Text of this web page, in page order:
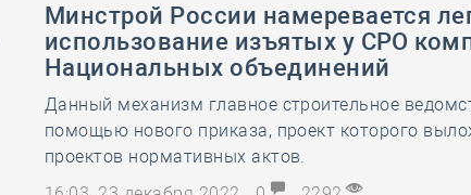
Минстрой России намеревается
использование изъятых у СРО
Национальных объединений
Данный механизм главное строительное
помощью нового приказа, проект которого
проектов нормативных актов.